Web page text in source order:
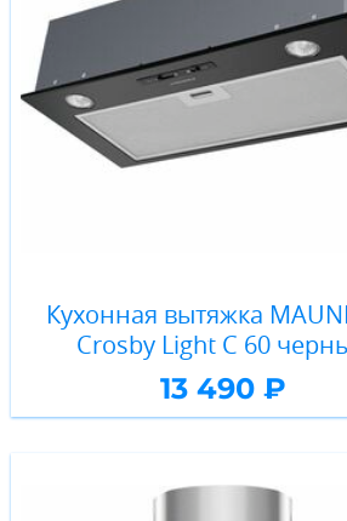
Кухонная вытяжка
Crosby Light C 60
13 490 ₽